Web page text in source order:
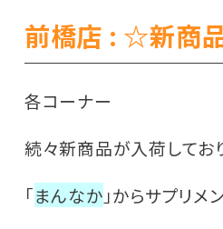
前橋店 : ☆新商
各コーナー
続々新商品が入荷してお
「まんなか 」からサプリメ